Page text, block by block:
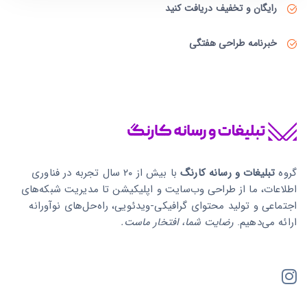
رایگان و تخفیف دریافت کنید
خبرنامه طراحی هفتگی
گروه تبلیغات و رسانه کارنگ
با بیش از ۲۰ سال تجربه در فناوری
اطلاعات، ما از طراحی وب‌سایت و اپلیکیشن تا مدیریت شبکه‌های
اجتماعی و تولید محتوای گرافیکی-ویدئویی، راه‌حل‌های نوآورانه
ارائه می‌دهیم.رضایت شما، افتخار ماست.